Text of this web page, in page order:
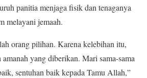
panitia menjaga fisik dan tenaganya
melayani jemaah.
orang pilihan. Karena kelebihan itu,
yang diberikan. Mari sama-sama
sentuhan baik kepada Tamu Allah,”